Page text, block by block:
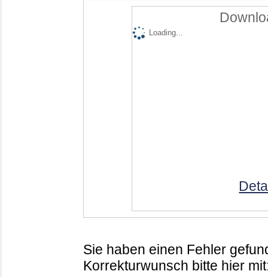
Loading...
Sie haben einen Fehler
Korrekturwunsch bitte hier